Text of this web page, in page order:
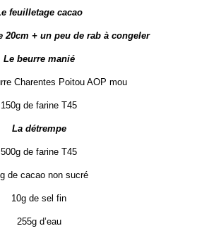
feuilletage cacao
20cm + un peu de rab à congeler
Le beurre manié
Charentes Poitou AOP mou
150g de farine T45
La détrempe
500g de farine T45
de cacao non sucré
10g de sel fin
255g d’eau